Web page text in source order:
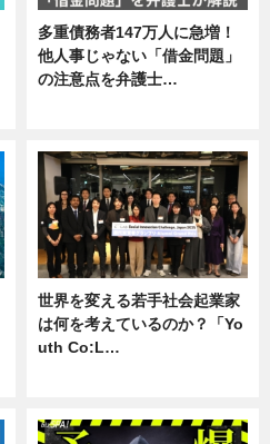
多重債務者147万人に急増！
他人事じゃない「借金問題」
の注意点を弁護士…
世界を変える若手社会起業家
は何を考えているのか？「Yo
uth Co:L…